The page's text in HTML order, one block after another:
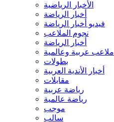
الأخبار الرياضية
أخبار الرياضة
فيديو أخبار الرياضة
نجوم الملاعب
أخبار الرياضة
ملاعب عربية وعالمية
بطولات
أخبار الأندية العربية
مقابلات
رياضة عربية
رياضة عالمية
موجب
سالب